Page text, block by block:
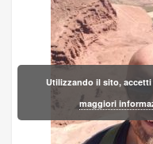
Utilizzando il sito,
maggiori